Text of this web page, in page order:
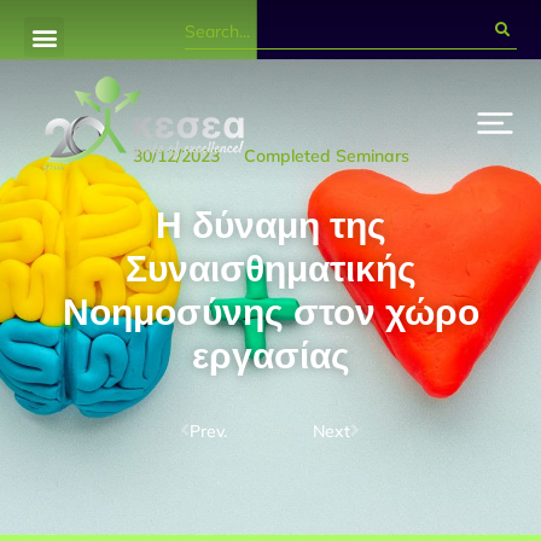
30/12/2023 Completed Seminars
Η δύναμη της
Συναισθηματικής
Νοημοσύνης στον χώρο
εργασίας
Prev. Next